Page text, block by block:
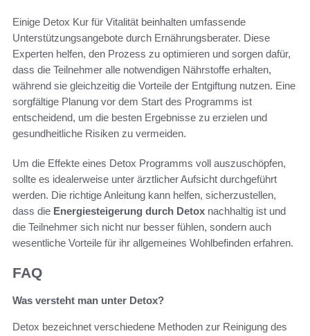
Einige Detox Kur für Vitalität beinhalten umfassende
Unterstützungsangebote durch Ernährungsberater. Diese
Experten helfen, den Prozess zu optimieren und sorgen dafür,
dass die Teilnehmer alle notwendigen Nährstoffe erhalten,
während sie gleichzeitig die Vorteile der Entgiftung nutzen. Eine
sorgfältige Planung vor dem Start des Programms ist
entscheidend, um die besten Ergebnisse zu erzielen und
gesundheitliche Risiken zu vermeiden.
Um die Effekte eines Detox Programms voll auszuschöpfen,
sollte es idealerweise unter ärztlicher Aufsicht durchgeführt
werden. Die richtige Anleitung kann helfen, sicherzustellen,
dass die Energiesteigerung durch Detox nachhaltig ist und
die Teilnehmer sich nicht nur besser fühlen, sondern auch
wesentliche Vorteile für ihr allgemeines Wohlbefinden erfahren.
FAQ
Was versteht man unter Detox?
Detox bezeichnet verschiedene Methoden zur Reinigung des